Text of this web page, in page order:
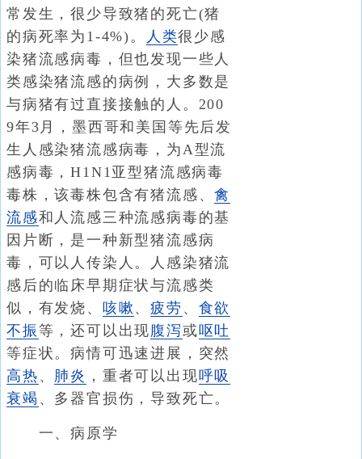
常发生，很少导致猪的死亡(猪
的病死率为1-4%)。
人类很少感
染猪流感病毒，但也发现一些人
类感染猪流感的病例，大多数是
与病猪有过直接接触的人。200
9年3月，墨西哥和美国等先后发
生人感染猪流感病毒，为A型流
感病毒，H1N1亚型猪流感病毒
毒株，该毒株包含有猪流感、禽
流感和人流感三种流感病毒的基
因片断，是一种新型猪流感病
毒，可以人传染人。人感染猪流
感后的临床早期症状与流感类
似，有发烧、 咳嗽 、疲劳 、 食欲
不振等，还可以出现腹泻或呕吐
等症状。病情可迅速进展，突然
高热 、 肺炎 ，重者可以出现呼吸
衰竭 、多器官损伤，导致死亡。
一、病原学